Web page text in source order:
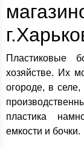
Пластиковые
хозяйстве. Их
огороде, в
пластика
емкости и бочки.